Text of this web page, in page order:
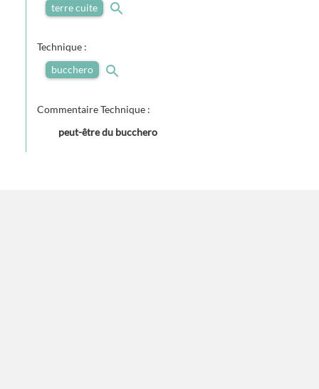
terre cuite
Technique :
bucchero
Commentaire Technique :
peut-être du bucchero